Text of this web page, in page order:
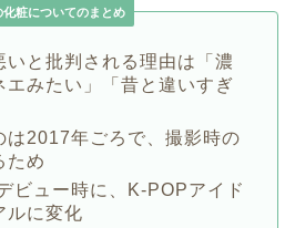
粧についてのまとめ
いと批判される理由は「濃
エみたい」「昔と違いすぎ
は2017年ごろで、撮影時の
ため
ビュー時に、K-POPアイド
ルに変化